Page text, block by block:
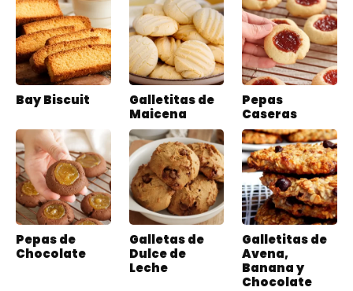
Bay Biscuit
Galletitas de
Maicena
Pepas
Caseras
Pepas de
Chocolate
Galletas de
Dulce de
Leche
Galletitas de
Avena,
Banana y
Chocolate